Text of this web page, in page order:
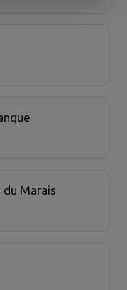
du Marais